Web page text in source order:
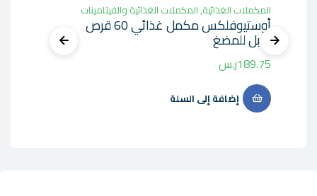
المكملات الغذائية,المكملات الغذائية والفيتامينات
أوستيوفلكس مكمل غذائي 60 قرص
قابل للمضغ
189.75ر.س
إضافة إلى السلة